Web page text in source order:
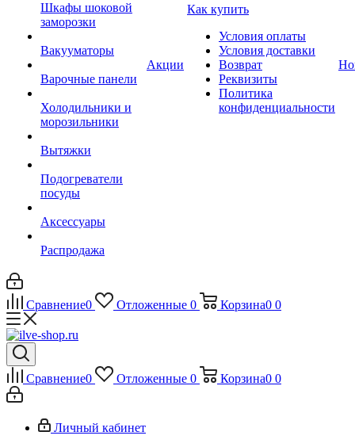
Шкафы шоковой
заморозки
Вакууматоры
Варочные панели
Холодильники и
морозильники
Вытяжки
Подогреватели
посуды
Аксессуары
Распродажа
Акции
Как купить
Условия оплаты
Условия доставки
Возврат
Реквизиты
Политика
конфиденциальности
Сравнение0 Отложенные 0 Корзина0 0
Сравнение0 Отложенные 0 Корзина0 0
Личный кабинет